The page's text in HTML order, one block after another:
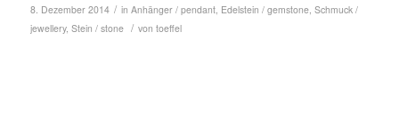
8. Dezember 2014 / in Anhänger / pendant, Edelstein / gemstone, Schmuck /
jewellery, Stein / stone / von toeffel